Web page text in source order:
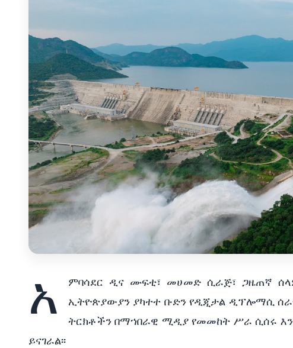
አ
ምባሳደር ዲና ሙፍቲ፣ መሀመድ ሲራጅ፣ ጋዜጠኛ
ኢትዮጵያውያን ያካተተ ቡድን የዲጂታል ዲፕሎማሲ
ትርክቶችን በማኀበራዊ ሚዲያ የመመከት ሥራ ሲሰሩ
ይናገራል፡፡